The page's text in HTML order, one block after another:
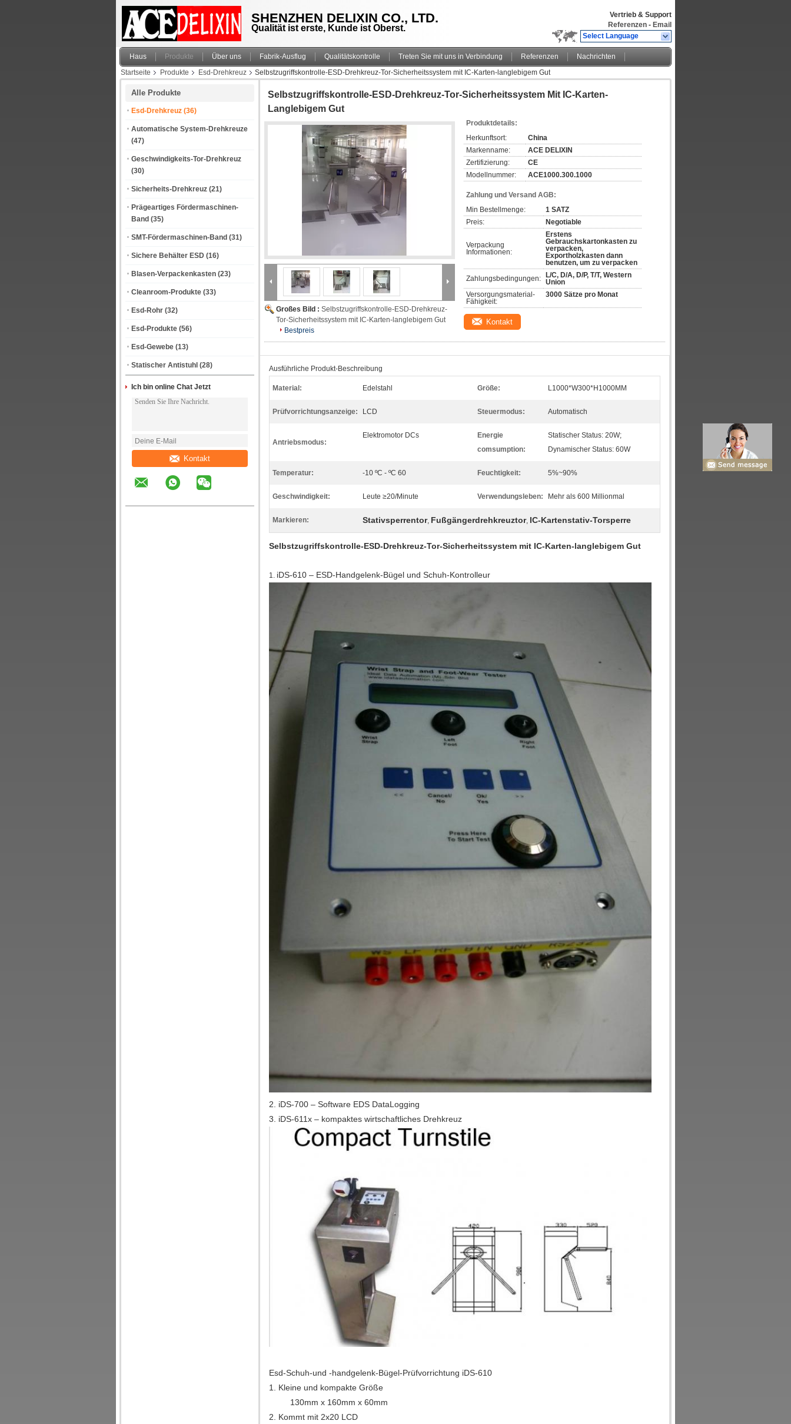
SHENZHEN DELIXIN CO., LTD.
Qualität ist erste, Kunde ist Oberst.
Vertrieb & Support
Referenzen - Email
Select Language
Haus Produkte Über uns Fabrik-Ausflug Qualitätskontrolle Treten Sie mit uns in Verbindung Referenzen
Nachrichten
Startseite
Produkte Esd-Drehkreuz Selbstzugriffskontrolle-ESD-Drehkreuz-Tor-Sicherheitssystem mit IC-Karten-langlebigem Gut
Alle Produkte
Esd-Drehkreuz (36)
Automatische System-Drehkreuze
(47)
Geschwindigkeits-Tor-Drehkreuz
(30)
Sicherheits-Drehkreuz (21)
Prägeartiges Fördermaschinen-
Band (35)
SMT-Fördermaschinen-Band (31)
Sichere Behälter ESD (16)
Blasen-Verpackenkasten (23)
Cleanroom-Produkte (33)
Esd-Rohr (32)
Esd-Produkte (56)
Esd-Gewebe (13)
Statischer Antistuhl (28)
Ich bin online Chat Jetzt
Kontakt
Selbstzugriffskontrolle-ESD-Drehkreuz-Tor-Sicherheitssystem Mit IC-Karten-
Langlebigem Gut
Großes Bild : Selbstzugriffskontrolle-ESD-Drehkreuz-
Tor-Sicherheitssystem mit IC-Karten-langlebigem Gut
Bestpreis
Produktdetails:
Herkunftsort:
China
Markenname:
ACE DELIXIN
Zertifizierung:
CE
Modellnummer:
ACE1000.300.1000
Zahlung und Versand AGB:
Min Bestellmenge:
1 SATZ
Preis:
Negotiable
Verpackung
Informationen:
Erstens
Gebrauchskartonkasten zu
verpacken,
Exportholzkasten dann
benutzen, um zu verpacken
Zahlungsbedingungen:
L/C, D/A, D/P, T/T, Western
Union
Versorgungsmaterial-
Fähigkeit:
3000 Sätze pro Monat
Kontakt
Ausführliche Produkt-Beschreibung
Material: Edelstahl Größe: L1000*W300*H1000MM
Prüfvorrichtungsanzeige: LCD Steuermodus: Automatisch
Antriebsmodus:
Elektromotor DCs
Energie
comsumption:
Statischer Status: 20W;
Dynamischer Status: 60W
Temperatur: -10 ºC - ºC 60 Feuchtigkeit: 5%~90%
Geschwindigkeit: Leute ≥20/Minute Verwendungsleben: Mehr als 600 Millionmal
Markieren: Stativsperrentor, Fußgängerdrehkreuztor, IC-Kartenstativ-Torsperre
Selbstzugriffskontrolle-ESD-Drehkreuz-Tor-Sicherheitssystem mit IC-Karten-langlebigem Gut
1. iDS-610 – ESD-Handgelenk-Bügel und Schuh-Kontrolleur
2. iDS-700 – Software EDS DataLogging
3. iDS-611x – kompaktes wirtschaftliches Drehkreuz
Esd-Schuh-und -handgelenk-Bügel-Prüfvorrichtung iDS-610
1. Kleine und kompakte Größe
130mm x 160mm x 60mm
2. Kommt mit 2x20 LCD